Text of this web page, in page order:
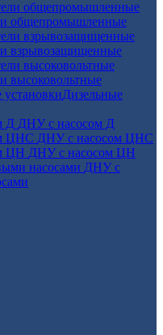
общепромышленные
взрывозащищенные
высоковольтные
Дизельные
ДНУ с насосом Д
ДНУ с насосом ЦНС
ДНУ с насосом ЦН
ДНУ с